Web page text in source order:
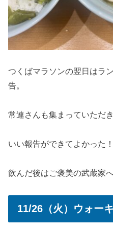
つくばマラソンの翌日はラ
告。
常連さんも集まっていただ
いい報告ができてよかった！
飲んだ後はご褒美の武蔵家へ
11/26（火）ウォー